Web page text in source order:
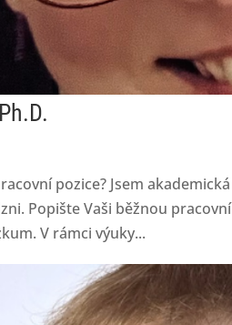
pozice? Jsem
Popište Vaši běžnou
V rámci výuky...